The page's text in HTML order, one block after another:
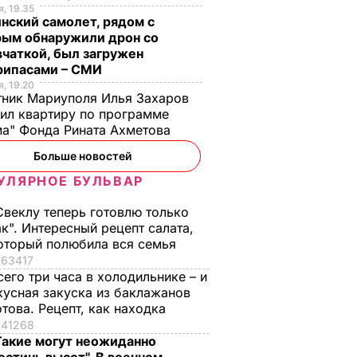
за Сегодня за Roshen
миллиарда никто не
даст
за
самом деле
проигнорировал 45-
летие жены принца
Гарри и не поздравил
невестку
19.35
самолет, рядом с
обнаружили дрон со
был загружен
– СМИ
19.20
Мариуполя Илья Захаров
квартиру по программе
Фонда Рината Ахметова
Больше новостей
БУЛЬВАР
теперь готовлю только
Интересный рецепт салата,
полюбила вся семья
63417
три часа в холодильнике – и
закуска из баклажанов
Рецепт, как находка
41268
могут неожиданно